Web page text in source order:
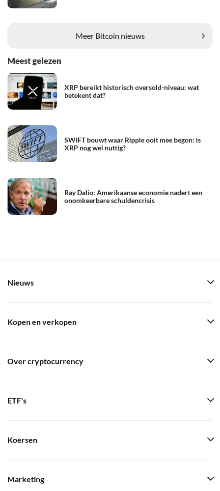
Meer Bitcoin nieuws
Meest gelezen
XRP bereikt historisch oversold-niveau: wat
betekent dat?
SWIFT bouwt waar Ripple ooit mee begon: is
XRP nog wel nuttig?
Ray Dalio: Amerikaanse economie nadert een
onomkeerbare schuldencrisis
Nieuws
Kopen en verkopen
Over cryptocurrency
ETF's
Koersen
Marketing